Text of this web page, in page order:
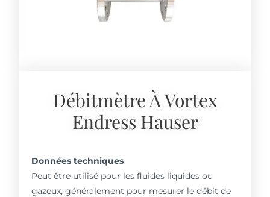
Débitmètre À Vortex
Endress Hauser
Données techniques
Peut être utilisé pour les fluides liquides ou
gazeux, généralement pour mesurer le débit de